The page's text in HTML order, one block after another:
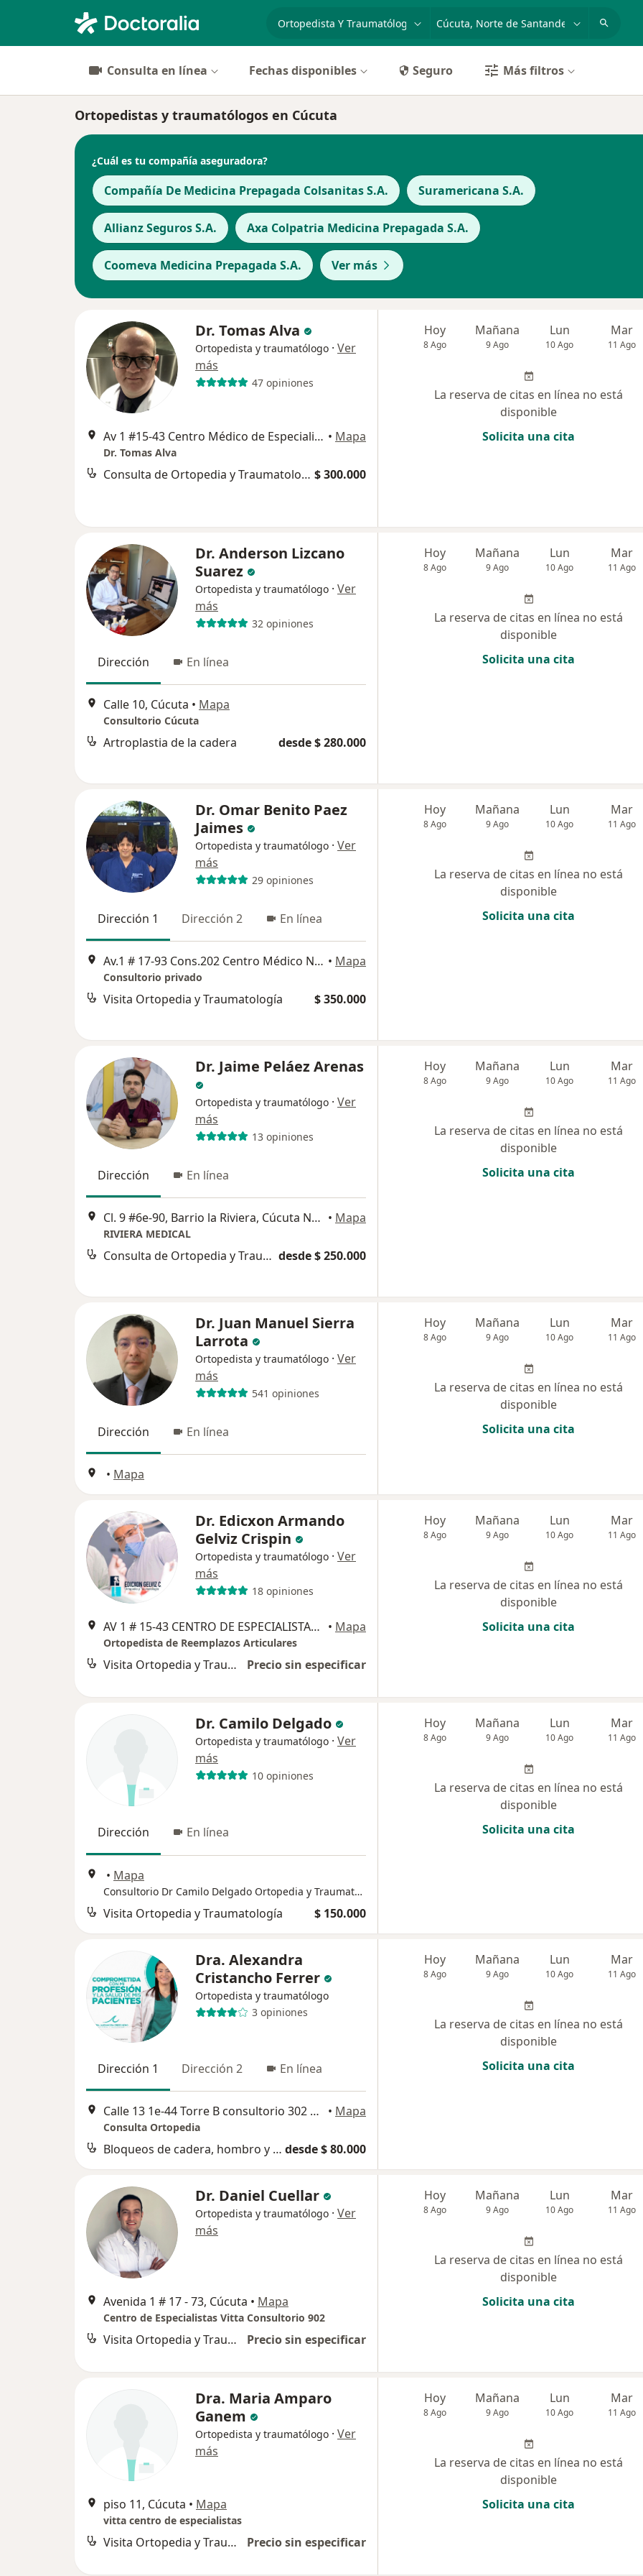
especialidad, enfermedad o nombrep. ej. Bogotá
Consulta en línea Fechas disponibles Seguro Más filtros
Ortopedistas y traumatólogos en Cúcuta
¿Cuál es tu compañía aseguradora?
Compañía De Medicina Prepagada Colsanitas S.A. Suramericana S.A.
Allianz Seguros S.A. Axa Colpatria Medicina Prepagada S.A.
Coomeva Medicina Prepagada S.A. Ver más
Dr. Tomas Alva
Ortopedista y traumatólogo · Ver
más
47 opiniones
Av 1 #15-43 Centro Médico de Especialistas Jericó, Barrio La Playa Consultorio 703, Cúcuta • Mapa
Dr. Tomas Alva
Consulta de Ortopedia y Traumatología $ 300.000
Hoy
8 Ago
Mañana
9 Ago
Lun
10 Ago
Mar
11 Ago
La reserva de citas en línea no está
disponible
Solicita una cita
Dr. Anderson Lizcano
Suarez
Ortopedista y traumatólogo · Ver
más
32 opiniones
Dirección En línea
Calle 10, Cúcuta • Mapa
Consultorio Cúcuta
Artroplastia de la cadera desde $ 280.000
Hoy
8 Ago
Mañana
9 Ago
Lun
10 Ago
Mar
11 Ago
La reserva de citas en línea no está
disponible
Solicita una cita
Dr. Omar Benito Paez
Jaimes
Ortopedista y traumatólogo · Ver
más
29 opiniones
Dirección 1 Dirección 2 En línea
Av.1 # 17-93 Cons.202 Centro Médico Norte, Cúcuta • Mapa
Consultorio privado
Visita Ortopedia y Traumatología $ 350.000
Hoy
8 Ago
Mañana
9 Ago
Lun
10 Ago
Mar
11 Ago
La reserva de citas en línea no está
disponible
Solicita una cita
Dr. Jaime Peláez Arenas
Ortopedista y traumatólogo · Ver
más
13 opiniones
Dirección En línea
Cl. 9 #6e-90, Barrio la Riviera, Cúcuta Norte de Santander, Cúcuta • Mapa
RIVIERA MEDICAL
Consulta de Ortopedia y Traumatología desde $ 250.000
Hoy
8 Ago
Mañana
9 Ago
Lun
10 Ago
Mar
11 Ago
La reserva de citas en línea no está
disponible
Solicita una cita
Dr. Juan Manuel Sierra
Larrota
Ortopedista y traumatólogo · Ver
más
541 opiniones
Dirección En línea
• Mapa
Hoy
8 Ago
Mañana
9 Ago
Lun
10 Ago
Mar
11 Ago
La reserva de citas en línea no está
disponible
Solicita una cita
Dr. Edicxon Armando
Gelviz Crispin
Ortopedista y traumatólogo · Ver
más
18 opiniones
AV 1 # 15-43 CENTRO DE ESPECIALISTAS JERICO CONS 404, Cúcuta • Mapa
Ortopedista de Reemplazos Articulares
Visita Ortopedia y Traumatología Precio sin especificar
Hoy
8 Ago
Mañana
9 Ago
Lun
10 Ago
Mar
11 Ago
La reserva de citas en línea no está
disponible
Solicita una cita
Dr. Camilo Delgado
Ortopedista y traumatólogo · Ver
más
10 opiniones
Dirección En línea
• Mapa
Consultorio Dr Camilo Delgado Ortopedia y Traumatologia - Pasto
Visita Ortopedia y Traumatología $ 150.000
Hoy
8 Ago
Mañana
9 Ago
Lun
10 Ago
Mar
11 Ago
La reserva de citas en línea no está
disponible
Solicita una cita
Dra. Alexandra
Cristancho Ferrer
Ortopedista y traumatólogo
3 opiniones
Dirección 1 Dirección 2 En línea
Calle 13 1e-44 Torre B consultorio 302 Caobos, Cúcuta • Mapa
Consulta Ortopedia
Bloqueos de cadera, hombro y rodilla para artropatía degenerativa desde $ 80.000
Hoy
8 Ago
Mañana
9 Ago
Lun
10 Ago
Mar
11 Ago
La reserva de citas en línea no está
disponible
Solicita una cita
Dr. Daniel Cuellar
Ortopedista y traumatólogo · Ver
más
Avenida 1 # 17 - 73, Cúcuta • Mapa
Centro de Especialistas Vitta Consultorio 902
Visita Ortopedia y Traumatología Precio sin especificar
Hoy
8 Ago
Mañana
9 Ago
Lun
10 Ago
Mar
11 Ago
La reserva de citas en línea no está
disponible
Solicita una cita
Dra. Maria Amparo
Ganem
Ortopedista y traumatólogo · Ver
más
piso 11, Cúcuta • Mapa
vitta centro de especialistas
Visita Ortopedia y Traumatología Precio sin especificar
Hoy
8 Ago
Mañana
9 Ago
Lun
10 Ago
Mar
11 Ago
La reserva de citas en línea no está
disponible
Solicita una cita